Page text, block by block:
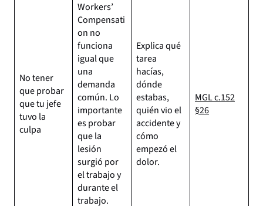
No tener
que probar
que tu jefe
tuvo la
culpa
Workers’
Compensati
on no
funciona
igual que
una
demanda
común. Lo
importante
es probar
que la
lesión
surgió por
el trabajo y
durante el
trabajo.
Explica qué
tarea
hacías,
dónde
estabas,
quién vio el
accidente y
cómo
empezó el
dolor.
MGL c.152
§26